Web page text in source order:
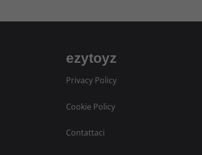
ezytoyz
Privacy Policy
Cookie Policy
Contattaci